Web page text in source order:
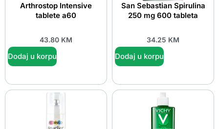
Arthrostop Intensive
tablete a60
43.80 KM
Dodaj u korpu
San Sebastian Spirulina
250 mg 600 tableta
34.25 KM
Dodaj u korpu